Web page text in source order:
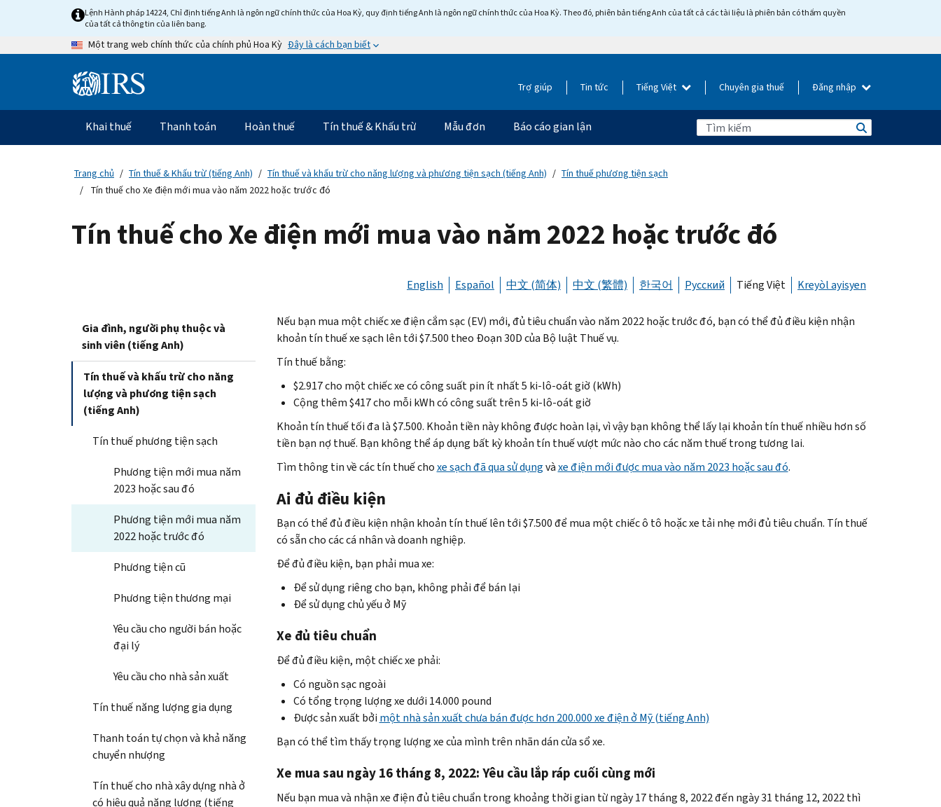
content
Lệnh Hành pháp 14224, Chỉ định tiếng Anh là ngôn ngữ chính thức của Hoa Kỳ, quy định tiếng Anh là ngôn ngữ chính thức của Hoa Kỳ. Theo đó, phiên bản tiếng Anh của tất cả các tài liệu là phiên bản có thẩm quyền
của tất cả thông tin của liên bang.
Một trang web chính thức của chính phủ Hoa Kỳ Đây là cách bạn biết
Information Trợ giúp Tin tức Tiếng Việt Chuyên gia thuế Đăng nhập
Điều
hướng
chính
Khai thuế Thanh toán Hoàn thuế Tín thuế & Khấu trừ Mẫu đơn Báo cáo gian lận
Trang chủ Tín thuế & Khấu trừ (tiếng Anh) Tín thuế và khấu trừ cho năng lượng và phương tiện sạch (tiếng Anh)
Tín thuế phương tiện sạch
Tín thuế cho Xe điện mới mua vào năm 2022 hoặc trước đó
Tín thuế cho Xe điện mới mua vào năm 2022 hoặc trước đó
English Español 中文 (简体) 中文 (繁體) 한국어 Русский Tiếng Việt Kreyòl ayisyen
Gia đình, người phụ thuộc và
sinh viên (tiếng Anh)
Tín thuế và khấu trừ cho năng
lượng và phương tiện sạch
(tiếng Anh)
Tín thuế phương tiện sạch
Phương tiện mới mua năm
2023 hoặc sau đó
Phương tiện mới mua năm
2022 hoặc trước đó
Phương tiện cũ
Phương tiện thương mại
Yêu cầu cho người bán hoặc
đại lý
Yêu cầu cho nhà sản xuất
Tín thuế năng lượng gia dụng
Thanh toán tự chọn và khả năng
chuyển nhượng
Tín thuế cho nhà xây dựng nhà ở
có hiệu quả năng lượng (tiếng
Nếu bạn mua một chiếc xe điện cắm sạc (EV) mới, đủ tiêu chuẩn vào năm 2022 hoặc trước đó, bạn có thể đủ điều kiện nhận
khoản tín thuế xe sạch lên tới $7.500 theo Đoạn 30D của Bộ luật Thuế vụ.
Tín thuế bằng:
$2.917 cho một chiếc xe có công suất pin ít nhất 5 ki-lô-oát giờ (kWh)
Cộng thêm $417 cho mỗi kWh có công suất trên 5 ki-lô-oát giờ
Khoản tín thuế tối đa là $7.500. Khoản tiền này không được hoàn lại, vì vậy bạn không thể lấy lại khoản tín thuế nhiều hơn số
tiền bạn nợ thuế. Bạn không thể áp dụng bất kỳ khoản tín thuế vượt mức nào cho các năm thuế trong tương lai.
Tìm thông tin về các tín thuế choxe sạch đã qua sử dụngvàxe điện mới được mua vào năm 2023 hoặc sau đó.
Ai đủ điều kiện
Bạn có thể đủ điều kiện nhận khoản tín thuế lên tới $7.500 để mua một chiếc ô tô hoặc xe tải nhẹ mới đủ tiêu chuẩn. Tín thuế
có sẵn cho các cá nhân và doanh nghiệp.
Để đủ điều kiện, bạn phải mua xe:
Để sử dụng riêng cho bạn, không phải để bán lại
Để sử dụng chủ yếu ở Mỹ
Xe đủ tiêu chuẩn
Để đủ điều kiện, một chiếc xe phải:
Có nguồn sạc ngoài
Có tổng trọng lượng xe dưới 14.000 pound
Được sản xuất bởi một nhà sản xuất chưa bán được hơn 200.000 xe điện ở Mỹ (tiếng Anh)
Bạn có thể tìm thấy trọng lượng xe của mình trên nhãn dán cửa sổ xe.
Xe mua sau ngày 16 tháng 8, 2022: Yêu cầu lắp ráp cuối cùng mới
Nếu bạn mua và nhận xe điện đủ tiêu chuẩn trong khoảng thời gian từ ngày 17 tháng 8, 2022 đến ngày 31 tháng 12, 2022 thì